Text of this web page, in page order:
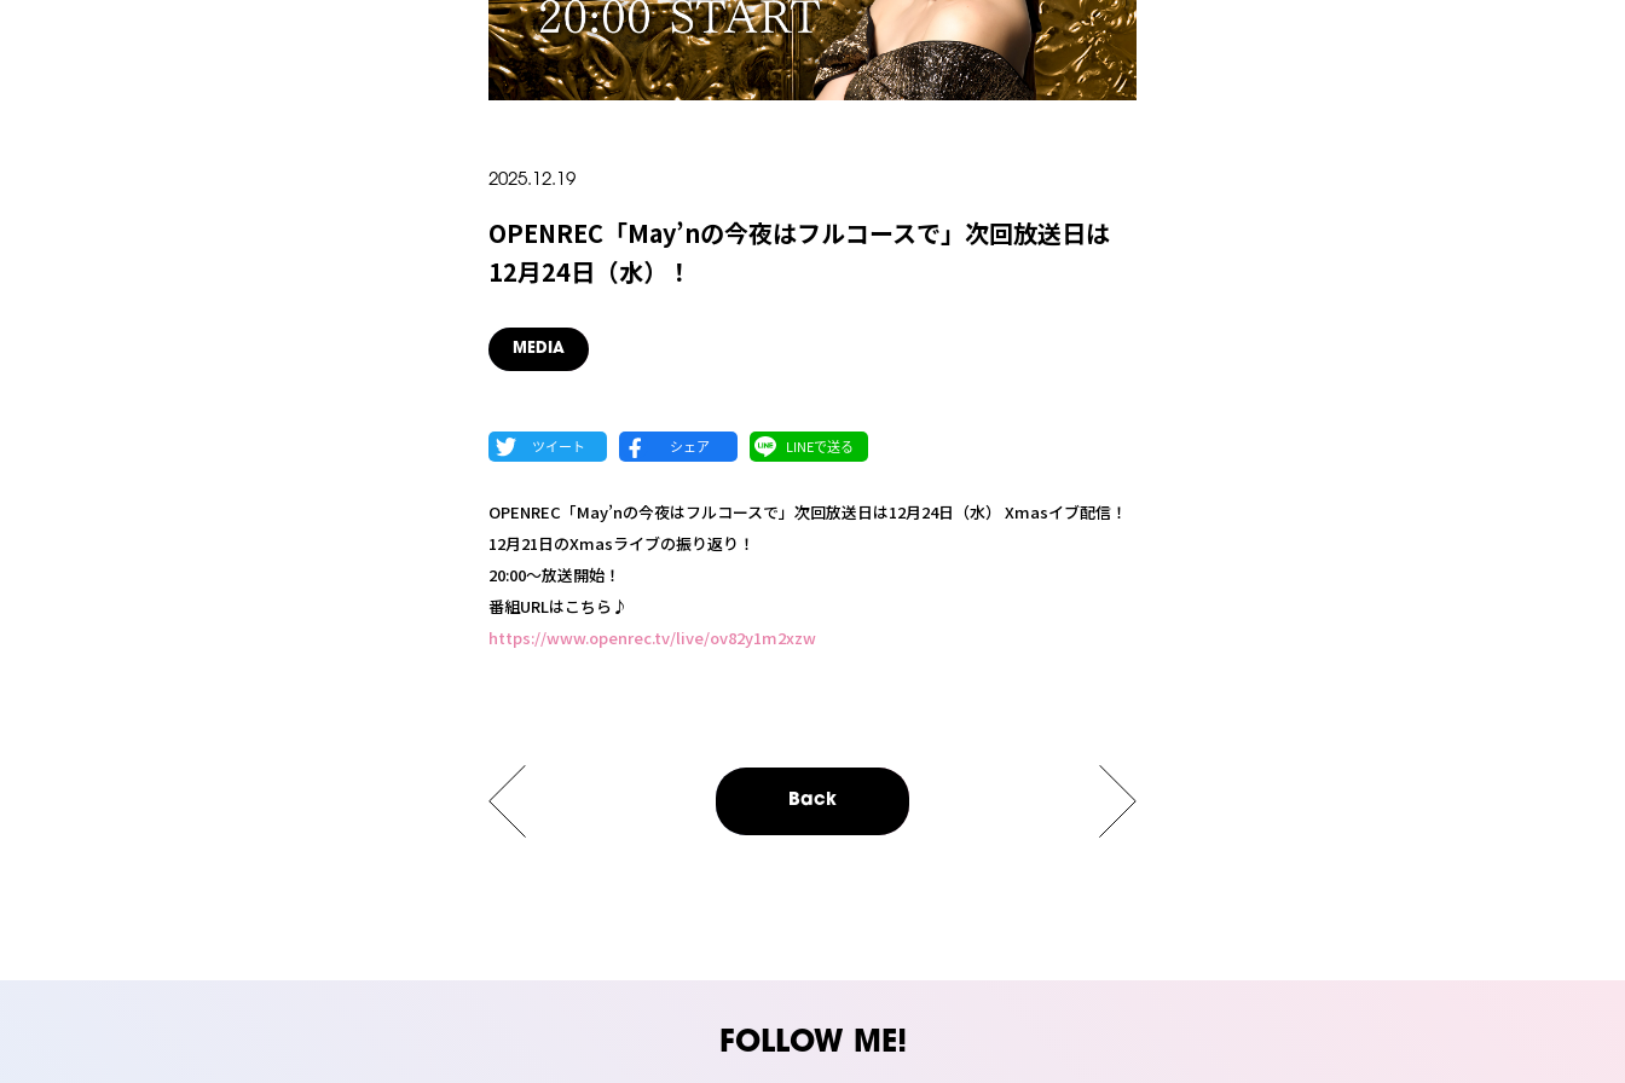
2025.12.19
OPENREC「May’nの今夜はフルコースで」次回放送日は
12月24日（水）！
MEDIA
OPENREC「May’nの今夜はフルコースで」次回放送日は12月24日（水） Xmasイブ配信！
12月21日のXmasライブの振り返り！
20:00～放送開始！
番組URLはこちら♪
https://www.openrec.tv/live/ov82y1m2xzw
Back
FOLLOW ME!